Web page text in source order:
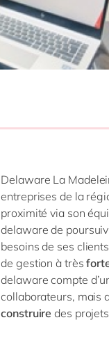
SAP IBP
SAP MII
SAP S/4HANA
Delaware La
entreprises de la
proximité via son
delaware de
besoins de ses
de gestion à très
delaware compte
collaborateurs, mais
construiredes